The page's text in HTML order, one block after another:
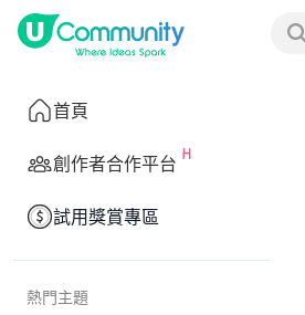
首頁
創作者合作平台
試用獎賞專區
熱門主題